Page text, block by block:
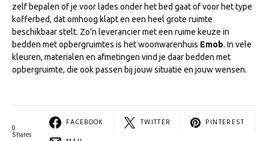
zelf bepalen of je voor lades onder het bed gaat of voor het type
kofferbed, dat omhoog klapt en een heel grote ruimte
beschikbaar stelt. Zo’n leverancier met een ruime keuze in
bedden met opbergruimtes is het woonwarenhuis Emob. In vele
kleuren, materialen en afmetingen vind je daar bedden met
opbergruimte, die ook passen bij jouw situatie en jouw wensen.
0
Shares
FACEBOOK TWITTER
PINTEREST